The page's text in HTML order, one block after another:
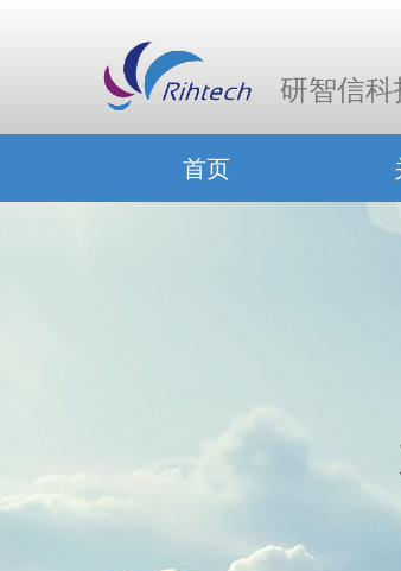
研智信科
首页